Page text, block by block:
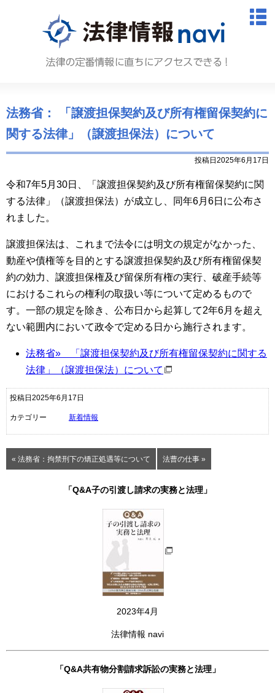
法律情
法務省： 「譲渡担保契約及び所有権留保契約に
関する法律」（譲渡担保法）について
投稿日2025年6月17日
令和7年5月30日、「譲渡担保契約及び所有権留保契約に関
する法律」（譲渡担保法）が成立し、同年6月6日に公布さ
れました。
譲渡担保法は、これまで法令には明文の規定がなかった、
動産や債権等を目的とする譲渡担保契約及び所有権留保契
約の効力、譲渡担保権及び留保所有権の実行、破産手続等
におけるこれらの権利の取扱い等について定めるもので
す。一部の規定を除き、公布日から起算して2年6月を超え
ない範囲内において政令で定める日から施行されます。
法務省» 「譲渡担保契約及び所有権留保契約に関する
法律」（譲渡担保法）について
投稿日2025年6月17日
カテゴリー 新着情報
« 法務省：拘禁刑下の矯正処遇等について 法曹の仕事 »
「Q&A子の引渡し請求の実務と法理」
2023年4月
法律情報 navi
「Q&A共有物分割請求訴訟の実務と法理」